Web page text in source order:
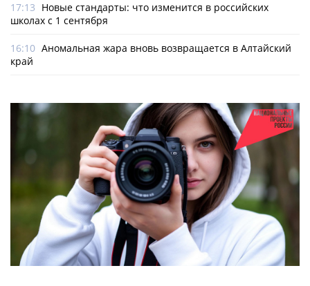
17:13 Новые стандарты: что изменится в российских
школах с 1 сентября
16:10 Аномальная жара вновь возвращается в Алтайский
край